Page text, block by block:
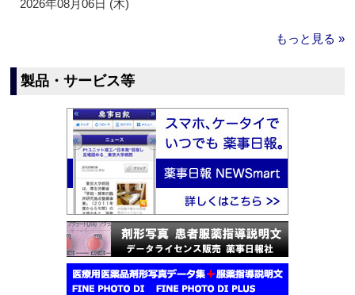
2026年08月06日 (木)
もっと見る »
製品・サービス等